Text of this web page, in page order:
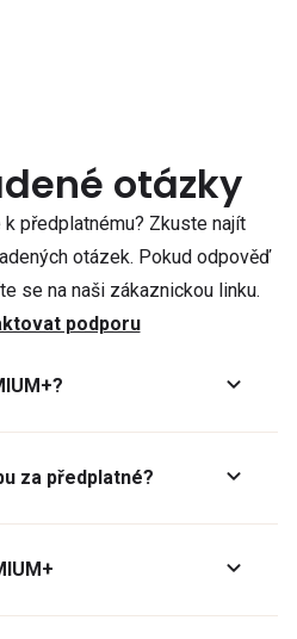
otázky
předplatnému? Zkuste najít
otázek. Pokud odpověď
se na naši zákaznickou linku.
podporu
za předplatné?